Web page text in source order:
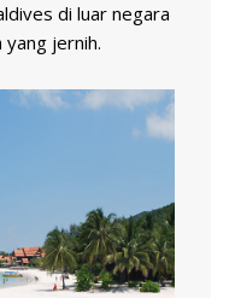
di luar negara
yang jernih.